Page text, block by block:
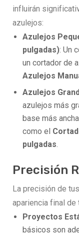
influirán
azulejos:
Azulejos
pulgadas): Un
un cortador de
Azulejos
Azulejos
azulejos más
base más
como el
pulgadas
Precisión
La precisión de
apariencia final de
Proyectos
básicos son